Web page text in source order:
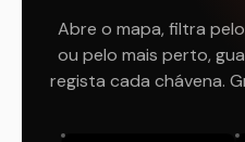
Abre o mapa, filtra
ou pelo mais perto,
regista cada chávena.